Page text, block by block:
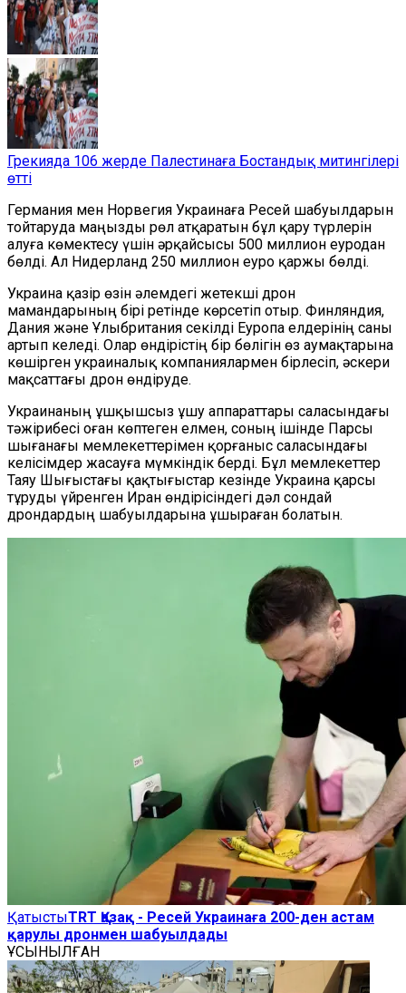
Грекияда 106 жерде Палестинаға Бостандық митингілері
өтті
Германия мен Норвегия Украинаға Ресей шабуылдарын
тойтаруда маңызды рөл атқаратын бұл қару түрлерін
алуға көмектесу үшін әрқайсысы 500 миллион еуродан
бөлді. Ал Нидерланд 250 миллион еуро қаржы бөлді.
Украина қазір өзін әлемдегі жетекші дрон
мамандарының бірі ретінде көрсетіп отыр. Финляндия,
Дания және Ұлыбритания секілді Еуропа елдерінің саны
артып келеді. Олар өндірістің бір бөлігін өз аумақтарына
көшірген украиналық компаниялармен бірлесіп, әскери
мақсаттағы дрон өндіруде.
Украинаның ұшқышсыз ұшу аппараттары саласындағы
тәжірибесі оған көптеген елмен, соның ішінде Парсы
шығанағы мемлекеттерімен қорғаныс саласындағы
келісімдер жасауға мүмкіндік берді. Бұл мемлекеттер
Таяу Шығыстағы қақтығыстар кезінде Украина қарсы
тұруды үйренген Иран өндірісіндегі дәл сондай
дрондардың шабуылдарына ұшыраған болатын.
ҚатыстыTRT Қазақ - Ресей Украинаға 200-ден астам
қарулы дронмен шабуылдады
ҰСЫНЫЛҒАН